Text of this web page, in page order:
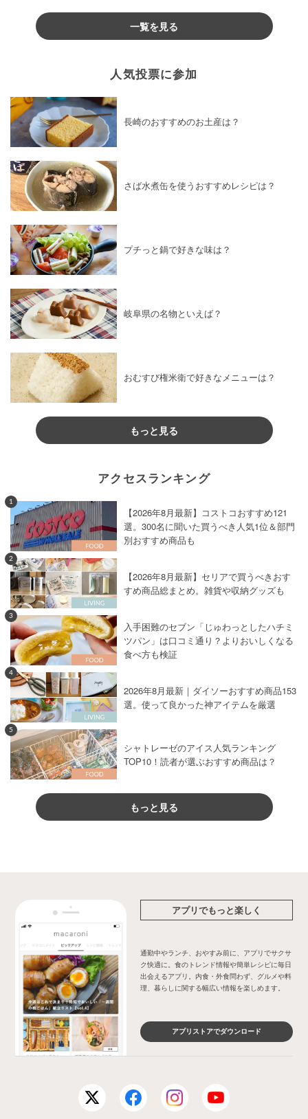
一覧を見る
人気投票に参加
長崎のおすすめのお土産は？
さば水煮缶を使うおすすめレシピは？
プチっと鍋で好きな味は？
岐阜県の名物といえば？
おむすび権米衛で好きなメニューは？
もっと見る
アクセスランキング
1
【2026年8月最新】コストコおすすめ121
選。300名に聞いた買うべき人気1位＆部門
別おすすめ商品も
2
【2026年8月最新】セリアで買うべきおす
すめ商品総まとめ。雑貨や収納グッズも
3
入手困難のセブン「じゅわっとしたハチミ
ツパン」は口コミ通り？よりおいしくなる
食べ方も検証
4
2026年8月最新｜ダイソーおすすめ商品153
選。使って良かった神アイテムを厳選
5
シャトレーゼのアイス人気ランキング
TOP10！読者が選ぶおすすめ商品は？
もっと見る
アプリでもっと楽しく
通勤中やランチ、おやすみ前に、アプリでサクサ
ク快適に。食のトレンド情報や簡単レシピに毎日
出会えるアプリ。内食・外食問わず、グルメや料
理、暮らしに関する幅広い情報を楽しめます。
アプリストアでダウンロード